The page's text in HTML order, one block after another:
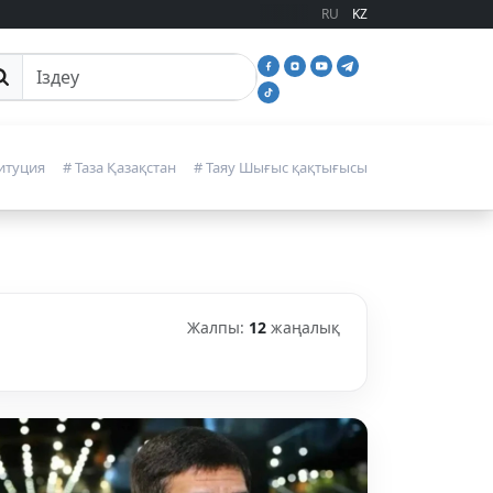
RU KZ
іздеу
# Таза Қазақстан # Таяу Шығыс қақтығысы
Жалпы: 12 жаңалық